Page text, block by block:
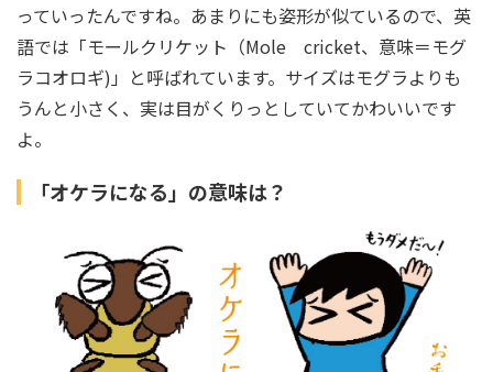
っていったんですね。あまりにも姿形が似ているので、英
語では「モールクリケット（Mole cricket、意味＝モグ
ラコオロギ)」と呼ばれています。サイズはモグラよりも
うんと小さく、実は目がくりっとしていてかわいいです
よ。
「オケラになる」の意味は？